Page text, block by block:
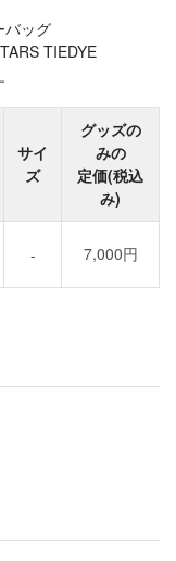
バッグ
TIEDYE
サイ
ズ
グッズの
みの
定価(税込
み)
- 7,000円